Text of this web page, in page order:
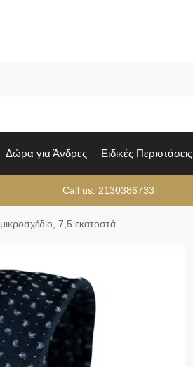
Δώρα για Άνδρες Ειδικές Περιστάσεις
Call us: 2130386733
7,5 εκατοστά